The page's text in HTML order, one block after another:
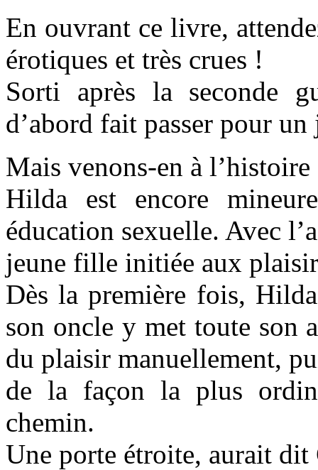
En ouvrant ce livre,
érotiques et très crues !
Sorti après la seconde
d’abord fait passer pour
Mais venons-en à
Hilda est encore
éducation sexuelle. Avec
jeune fille initiée aux
Dès la première fois,
son oncle y met toute son
du plaisir manuellement,
de la façon la plus
chemin.
Une porte étroite, aurait